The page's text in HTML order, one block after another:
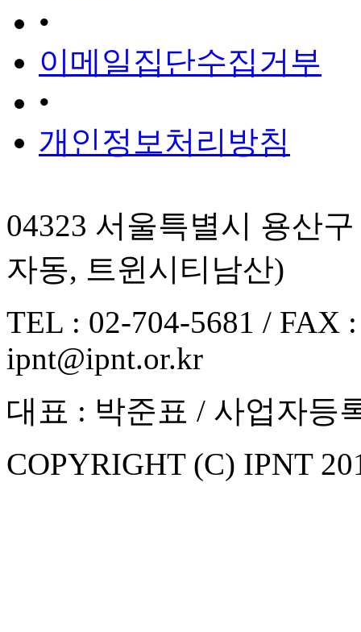
•
이메일집단수집거부
•
개인정보처리방침
04323 서울특별시 용산
자동, 트윈시티남산)
TEL : 02-704-5681 / FAX
ipnt@ipnt.or.kr
대표 : 박준표 / 사업자등
COPYRIGHT (C) IPNT